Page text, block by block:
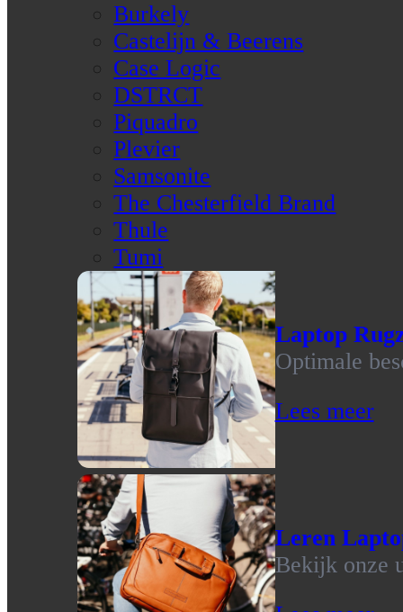
Burkely
Castelijn & Beerens
Case Logic
DSTRCT
Piquadro
Plevier
Samsonite
The Chesterfield Brand
Thule
Tumi
Laptop
Optimale
Lees meer
Leren
Bekijk onze